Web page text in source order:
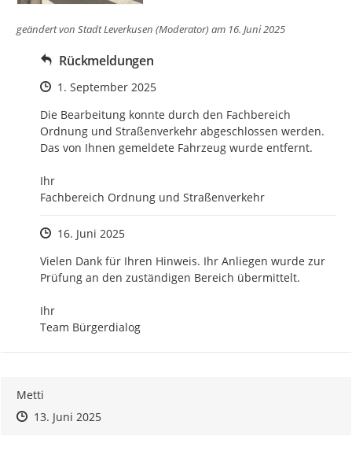
geändert von Stadt Leverkusen (Moderator)am 16. Juni 2025
Rückmeldungen
Zeitpunkt des Erstellens
1. September 2025
Die Bearbeitung konnte durch den Fachbereich
Ordnung und Straßenverkehr abgeschlossen werden.
Das von Ihnen gemeldete Fahrzeug wurde entfernt.
Ihr
Fachbereich Ordnung und Straßenverkehr
Zeitpunkt des Erstellens
16. Juni 2025
Vielen Dank für Ihren Hinweis. Ihr Anliegen wurde zur
Prüfung an den zuständigen Bereich übermittelt.
Ihr
Team Bürgerdialog
Metti
Zeitpunkt des Erstellens
Zeitpunkt des Erstellens
13. Juni 2025Zur Äußerung